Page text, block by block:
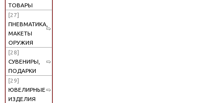
ТОВАРЫ
[27]
ПНЕВМАТИКА,
МАКЕТЫ
ОРУЖИЯ
[28]
СУВЕНИРЫ,
ПОДАРКИ
[29]
ЮВЕЛИРНЫЕ
ИЗДЕЛИЯ